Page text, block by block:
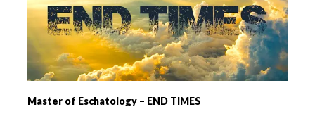
Master of Eschatology – END TIMES